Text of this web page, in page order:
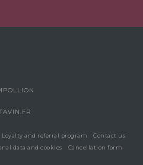
Loyalty and referral program
Contact us
data and cookies Cancellation form